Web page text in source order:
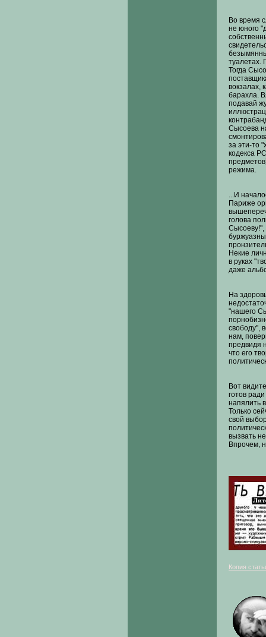
Во время
не юного
туалетах.
Тогда
вокзалах,
барахла.
подавай
Сысоева
за эти-то
кодекса
режима.
...И
Париже
голова
Сысоеву!",
Некие
в руках
даже
На
"нашего
свободу",
нам,
предвидя
что его
Вот
готов
напялить
Только
свой
вызвать
Впрочем,
Копия